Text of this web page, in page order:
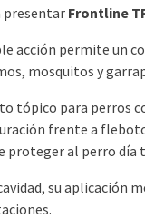
presentarFrontline
acción permite un
mosquitos y
tópico para perros
frente a
proteger al perro día
su aplicación